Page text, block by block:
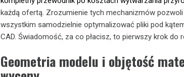
każdą ofertą. Zrozumienie tych mechanizmów
wszystkim samodzielnie optymalizować pliki pod
CAD. Świadomość, za co płacisz, to pierwszy krok do
Geometria modelu i objętość